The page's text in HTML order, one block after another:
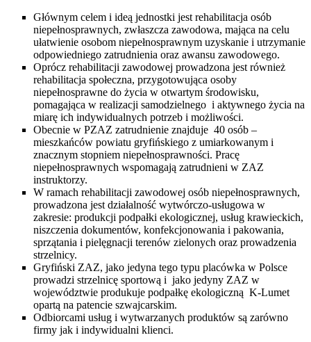
Głównym celem i ideą jednostki jest rehabilitacja osób
niepełnosprawnych, zwłaszcza zawodowa, mająca na celu
ułatwienie osobom niepełnosprawnym uzyskanie i utrzymanie
odpowiedniego zatrudnienia oraz awansu zawodowego.
Oprócz rehabilitacji zawodowej prowadzona jest również
rehabilitacja społeczna, przygotowująca osoby
niepełnosprawne do życia w otwartym środowisku,
pomagająca w realizacji samodzielnego i aktywnego życia na
miarę ich indywidualnych potrzeb i możliwości.
Obecnie w PZAZ zatrudnienie znajduje 40 osób –
mieszkańców powiatu gryfińskiego z umiarkowanym i
znacznym stopniem niepełnosprawności. Pracę
niepełnosprawnych wspomagają zatrudnieni w ZAZ
instruktorzy.
W ramach rehabilitacji zawodowej osób niepełnosprawnych,
prowadzona jest działalność wytwórczo-usługowa w
zakresie: produkcji podpałki ekologicznej, usług krawieckich,
niszczenia dokumentów, konfekcjonowania i pakowania,
sprzątania i pielęgnacji terenów zielonych oraz prowadzenia
strzelnicy.
Gryfiński ZAZ, jako jedyna tego typu placówka w Polsce
prowadzi strzelnicę sportową i jako jedyny ZAZ w
województwie produkuje podpałkę ekologiczną K-Lumet
opartą na patencie szwajcarskim.
Odbiorcami usług i wytwarzanych produktów są zarówno
firmy jak i indywidualni klienci.